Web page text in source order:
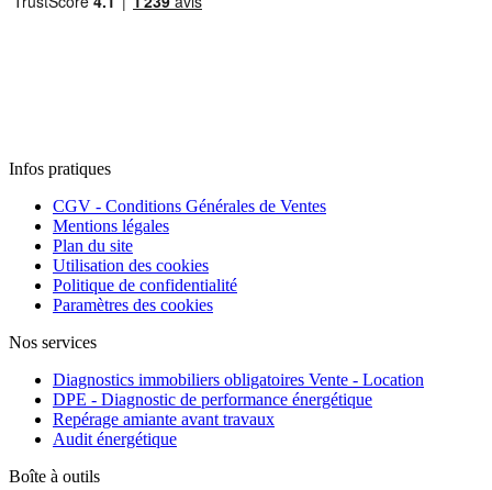
Infos pratiques
CGV - Conditions Générales de Ventes
Mentions légales
Plan du site
Utilisation des cookies
Politique de confidentialité
Paramètres des cookies
Nos services
Diagnostics immobiliers obligatoires Vente - Location
DPE - Diagnostic de performance énergétique
Repérage amiante avant travaux
Audit énergétique
Boîte à outils